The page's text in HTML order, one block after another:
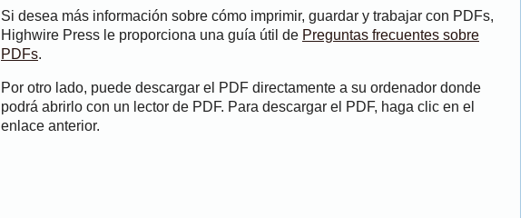
Si desea más información sobre cómo imprimir, guardar y trabajar con PDFs,
Highwire Press le proporciona una guía útil de Preguntas frecuentes sobre
PDFs.
Por otro lado, puede descargar el PDF directamente a su ordenador donde
podrá abrirlo con un lector de PDF. Para descargar el PDF, haga clic en el
enlace anterior.